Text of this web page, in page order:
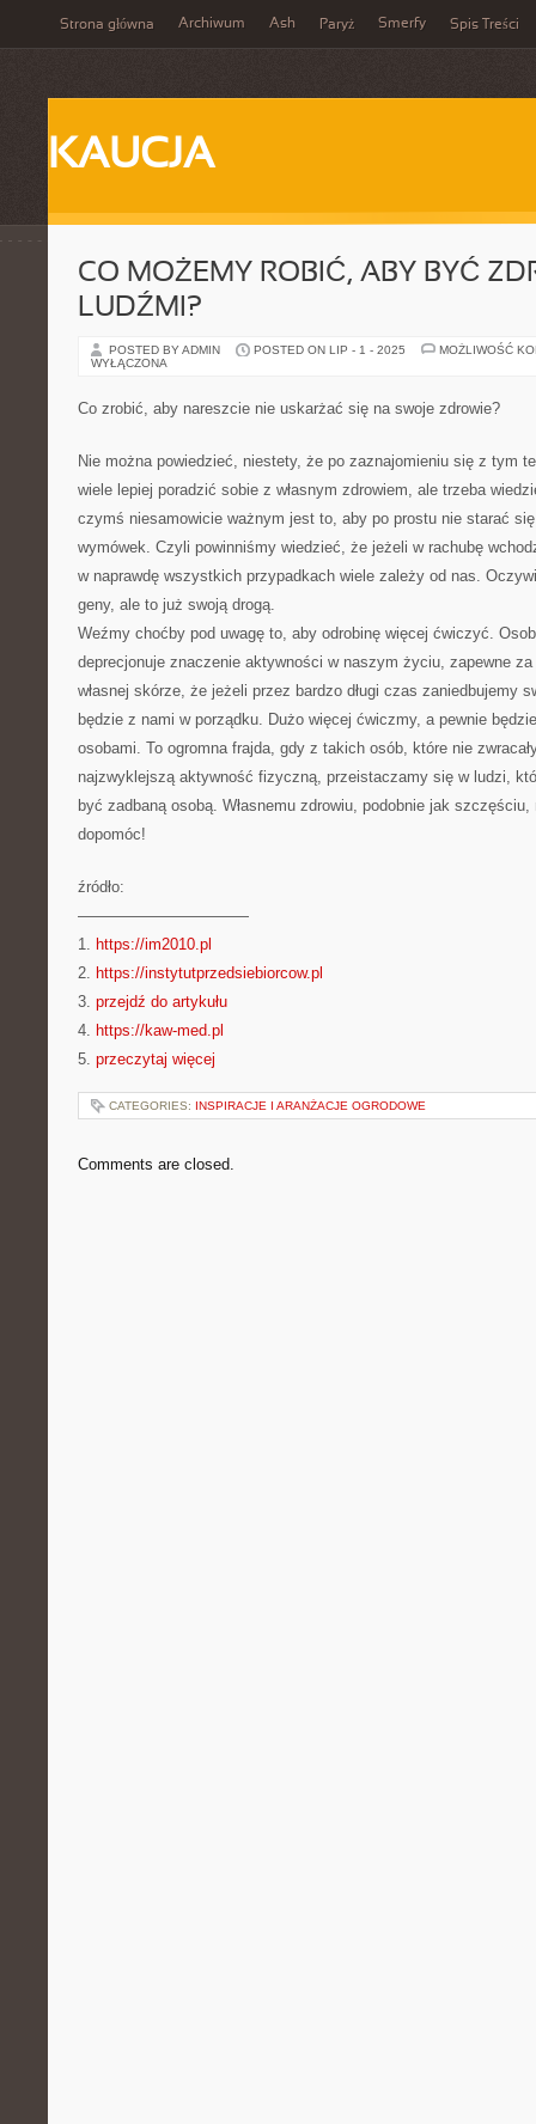
Strona główna Archiwum Ash Paryż Smerfy Spis Treści
KAUCJA
CO MOŻEMY ROBIĆ, ABY BYĆ
LUDŹMI?
POSTED BY ADMIN POSTED ON LIP - 1 - 2025
MOŻLIWOŚĆ
WYŁĄCZONA
Co zrobić, aby nareszcie nie uskarżać się na swoje zdrowie?
Nie można powiedzieć, niestety, że po zaznajomieniu się z tym
wiele lepiej poradzić sobie z własnym zdrowiem, ale trzeba
czymś niesamowicie ważnym jest to, aby po prostu nie starać
wymówek. Czyli powinniśmy wiedzieć, że jeżeli w rachubę
w naprawdę wszystkich przypadkach wiele zależy od nas.
geny, ale to już swoją drogą.
Weźmy choćby pod uwagę to, aby odrobinę więcej ćwiczyć.
deprecjonuje znaczenie aktywności w naszym życiu, zapewne
własnej skórze, że jeżeli przez bardzo długi czas zaniedbujemy
będzie z nami w porządku. Dużo więcej ćwiczmy, a pewnie
osobami. To ogromna frajda, gdy z takich osób, które nie
najzwyklejszą aktywność fizyczną, przeistaczamy się w ludzi,
być zadbaną osobą. Własnemu zdrowiu, podobnie jak szczęściu,
dopomóc!
źródło:
———————————
1. https://im2010.pl
2. https://instytutprzedsiebiorcow.pl
3. przejdź do artykułu
4. https://kaw-med.pl
5. przeczytaj więcej
CATEGORIES: INSPIRACJE I ARANŻACJE OGRODOWE
Comments are closed.